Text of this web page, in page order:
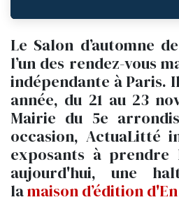
Le Salon d’automne
l’un des rendez-vous
indépendante à Paris.
année, du 21 au 23
Mairie du 5e
occasion, ActuaLitté
exposants à
aujourd'hui, une
lamaison d’édition